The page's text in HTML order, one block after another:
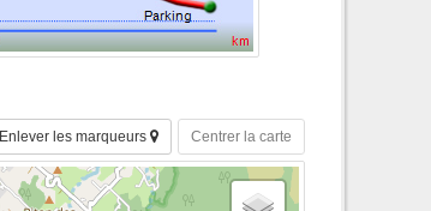
Centrer la carte
Enlever les marqueurs